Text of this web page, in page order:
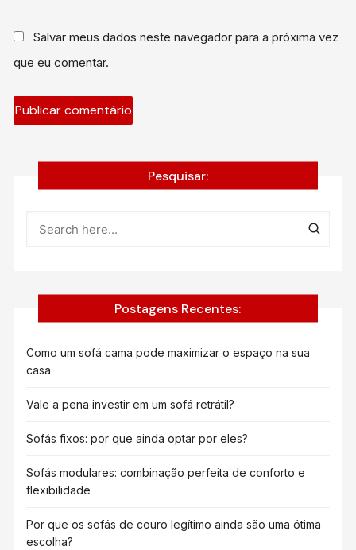
Salvar meus dados neste navegador para a próxima vez
que eu comentar.
Pesquisar:
Postagens Recentes:
Como um sofá cama pode maximizar o espaço na sua
casa
Vale a pena investir em um sofá retrátil?
Sofás fixos: por que ainda optar por eles?
Sofás modulares: combinação perfeita de conforto e
flexibilidade
Por que os sofás de couro legítimo ainda são uma ótima
escolha?